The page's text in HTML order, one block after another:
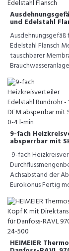
und Edelstahl
Ausdehnungsgefäß
Edelstahl Flansch
tauschbarer
9-fach
absperrbar mit
9-fach
Achsabstand der
Eurokonus Fertig
HEIMEIER